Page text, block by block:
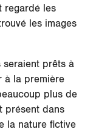
regardé les
les images
seraient prêts à
à la première
plus de
présent dans
la nature fictive